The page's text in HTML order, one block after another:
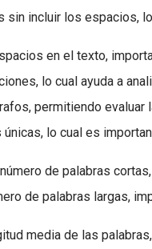
incluir los espacios,
en el texto,
lo cual ayuda a
permitiendo
lo cual es
de palabras
de palabras largas,
media de las